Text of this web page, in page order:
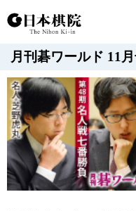
月刊碁ワールド 11